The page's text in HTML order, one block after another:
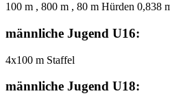
100 m , 800 m , 80 m Hürden 0,838
männliche Jugend U16:
4x100 m Staffel
männliche Jugend U18: